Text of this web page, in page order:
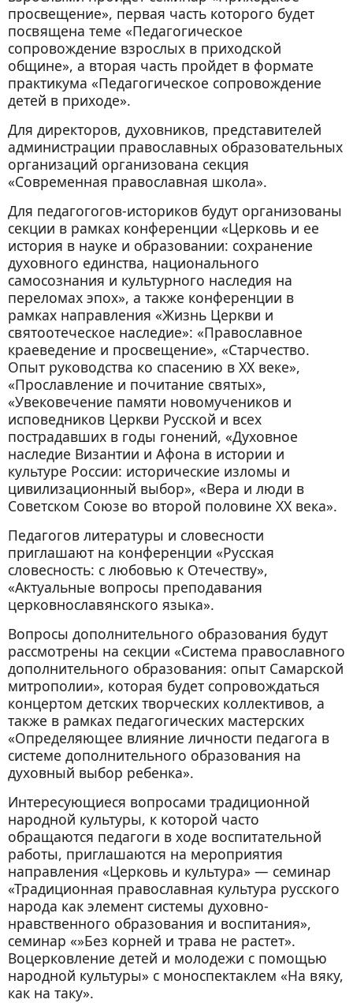
просвещение», первая часть которого будет
посвящена теме «Педагогическое
сопровождение взрослых в приходской
общине», а вторая часть пройдет в формате
практикума «Педагогическое сопровождение
детей в приходе».
Для директоров, духовников, представителей
администрации православных образовательных
организаций организована секция
«Современная православная школа».
Для педагогогов-историков будут организованы
секции в рамках конференции «Церковь и ее
история в науке и образовании: сохранение
духовного единства, национального
самосознания и культурного наследия на
переломах эпох», а также конференции в
рамках направления «Жизнь Церкви и
святоотеческое наследие»: «Православное
краеведение и просвещение», «Старчество.
Опыт руководства ко спасению в ХХ веке»,
«Прославление и почитание святых»,
«Увековечение памяти новомучеников и
исповедников Церкви Русской и всех
пострадавших в годы гонений, «Духовное
наследие Византии и Афона в истории и
культуре России: исторические изломы и
цивилизационный выбор», «Вера и люди в
Советском Союзе во второй половине ХХ века».
Педагогов литературы и словесности
приглашают на конференции «Русская
словесность: с любовью к Отечеству»,
«Актуальные вопросы преподавания
церковнославянского языка».
Вопросы дополнительного образования будут
рассмотрены на секции «Система православного
дополнительного образования: опыт Самарской
митрополии», которая будет сопровождаться
концертом детских творческих коллективов, а
также в рамках педагогических мастерских
«Определяющее влияние личности педагога в
системе дополнительного образования на
духовный выбор ребенка».
Интересующиеся вопросами традиционной
народной культуры, к которой часто
обращаются педагоги в ходе воспитательной
работы, приглашаются на мероприятия
направления «Церковь и культура» — семинар
«Традиционная православная культура русского
народа как элемент системы духовно-
нравственного образования и воспитания»,
семинар «»Без корней и трава не растет».
Воцерковление детей и молодежи с помощью
народной культуры» с моноспектаклем «На вяку,
как на таку».